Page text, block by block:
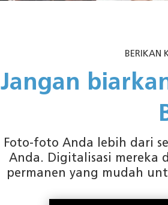
BERIKAN
Jangan
Foto-foto Anda lebih dari
Anda. Digitalisasi mereka
permanen yang mudah